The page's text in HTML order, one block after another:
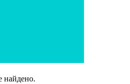
найдено.